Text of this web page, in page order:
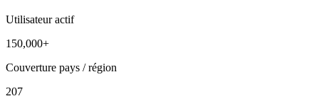
Utilisateur actif
150,000+
Couverture pays / région
207